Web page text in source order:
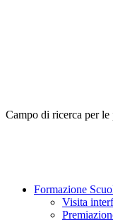
Campo di ricerca per le
Formazione
Visita